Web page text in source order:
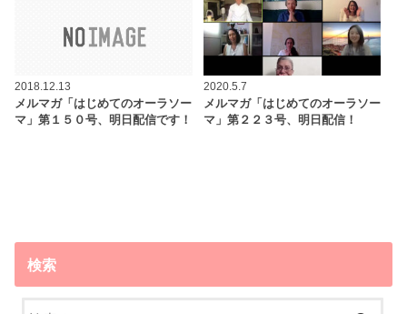
2018.12.13
メルマガ「はじめてのオーラソー
マ」第１５０号、明日配信です！
2020.5.7
メルマガ「はじめてのオーラソー
マ」第２２３号、明日配信！
検索